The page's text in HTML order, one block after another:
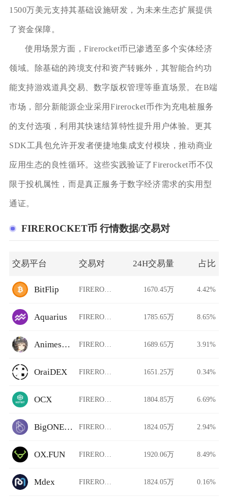
1500万美元支持其基础设施研发，为未来生态扩展提供
了资金保障。
使用场景方面，Firerocket币已渗透至多个实体经济
领域。除基础的跨境支付和资产转账外，其智能合约功
能支持游戏道具交易、数字版权管理等垂直场景。在B端
市场，部分新能源企业采用Firerocket币作为充电桩服务
的支付选项，利用其快速结算特性提升用户体验。更其
SDK工具包允许开发者便捷地集成支付模块，推动商业
应用生态的良性循环。这些实践验证了Firerocket币不仅
限于投机属性，而是真正服务于数字经济需求的实用型
通证。
FIREROCKET币 行情数据/交易对
交易平台 交易对 24H交易量 占比
BitFlip FIREROCKET/USDT 1670.45万 4.42%
Aquarius FIREROCKET/USDT 1785.65万 8.65%
Animeswap FIREROCKET/USDT 1689.65万 3.91%
OraiDEX FIREROCKET/USDT 1651.25万 0.34%
OCX FIREROCKET/USDT 1804.85万 6.69%
BigONE Futures FIREROCKET/USDT 1824.05万 2.94%
OX.FUN FIREROCKET/USDT 1920.06万 8.49%
Mdex FIREROCKET/USDT 1824.05万 0.16%